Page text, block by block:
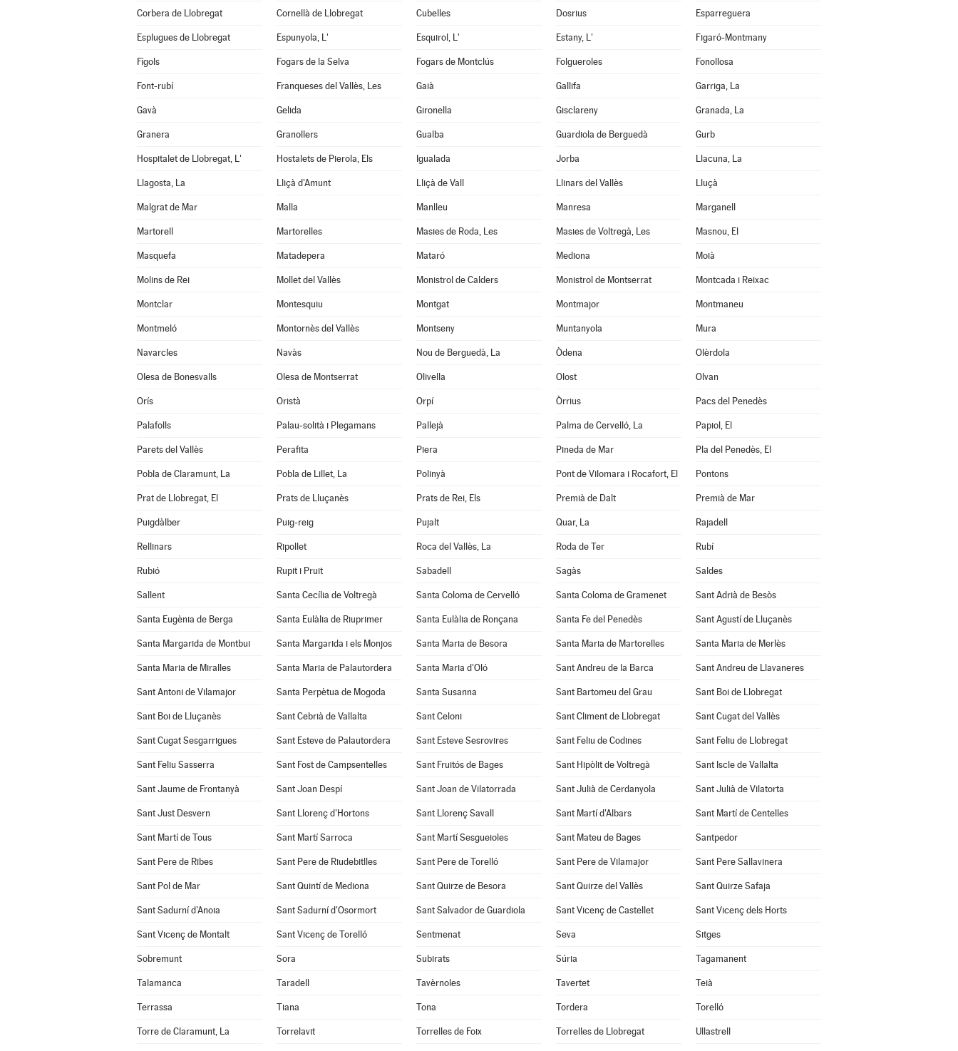
Corbera de Llobregat Cornellà de Llobregat Cubelles Dosrius Esparreguera
Esplugues de Llobregat Espunyola, L' Esquirol, L' Estany, L' Figaró-Montmany
Fígols Fogars de la Selva Fogars de Montclús Folgueroles Fonollosa
Font-rubí Franqueses del Vallès, Les Gaià Gallifa Garriga, La
Gavà Gelida Gironella Gisclareny Granada, La
Granera Granollers Gualba Guardiola de Berguedà Gurb
Hospitalet de Llobregat, L' Hostalets de Pierola, Els Igualada Jorba Llacuna, La
Llagosta, La Lliçà d'Amunt Lliçà de Vall Llinars del Vallès Lluçà
Malgrat de Mar Malla Manlleu Manresa Marganell
Martorell Martorelles Masies de Roda, Les Masies de Voltregà, Les Masnou, El
Masquefa Matadepera Mataró Mediona Moià
Molins de Rei Mollet del Vallès Monistrol de Calders Monistrol de Montserrat Montcada i Reixac
Montclar Montesquiu Montgat Montmajor Montmaneu
Montmeló Montornès del Vallès Montseny Muntanyola Mura
Navarcles Navàs Nou de Berguedà, La Òdena Olèrdola
Olesa de Bonesvalls Olesa de Montserrat Olivella Olost Olvan
Orís Oristà Orpí Òrrius Pacs del Penedès
Palafolls Palau-solità i Plegamans Pallejà Palma de Cervelló, La Papiol, El
Parets del Vallès Perafita Piera Pineda de Mar Pla del Penedès, El
Pobla de Claramunt, La Pobla de Lillet, La Polinyà Pont de Vilomara i Rocafort, El Pontons
Prat de Llobregat, El Prats de Lluçanès Prats de Rei, Els Premià de Dalt Premià de Mar
Puigdàlber Puig-reig Pujalt Quar, La Rajadell
Rellinars Ripollet Roca del Vallès, La Roda de Ter Rubí
Rubió Rupit i Pruit Sabadell Sagàs Saldes
Sallent Santa Cecília de Voltregà Santa Coloma de Cervelló Santa Coloma de Gramenet Sant Adrià de Besòs
Santa Eugènia de Berga Santa Eulàlia de Riuprimer Santa Eulàlia de Ronçana Santa Fe del Penedès Sant Agustí de Lluçanès
Santa Margarida de Montbui Santa Margarida i els Monjos Santa Maria de Besora Santa Maria de Martorelles Santa Maria de Merlès
Santa Maria de Miralles Santa Maria de Palautordera Santa Maria d'Oló Sant Andreu de la Barca Sant Andreu de Llavaneres
Sant Antoni de Vilamajor Santa Perpètua de Mogoda Santa Susanna Sant Bartomeu del Grau Sant Boi de Llobregat
Sant Boi de Lluçanès Sant Cebrià de Vallalta Sant Celoni Sant Climent de Llobregat Sant Cugat del Vallès
Sant Cugat Sesgarrigues Sant Esteve de Palautordera Sant Esteve Sesrovires Sant Feliu de Codines Sant Feliu de Llobregat
Sant Feliu Sasserra Sant Fost de Campsentelles Sant Fruitós de Bages Sant Hipòlit de Voltregà Sant Iscle de Vallalta
Sant Jaume de Frontanyà Sant Joan Despí Sant Joan de Vilatorrada Sant Julià de Cerdanyola Sant Julià de Vilatorta
Sant Just Desvern Sant Llorenç d'Hortons Sant Llorenç Savall Sant Martí d'Albars Sant Martí de Centelles
Sant Martí de Tous Sant Martí Sarroca Sant Martí Sesgueioles Sant Mateu de Bages Santpedor
Sant Pere de Ribes Sant Pere de Riudebitlles Sant Pere de Torelló Sant Pere de Vilamajor Sant Pere Sallavinera
Sant Pol de Mar Sant Quintí de Mediona Sant Quirze de Besora Sant Quirze del Vallès Sant Quirze Safaja
Sant Sadurní d'Anoia Sant Sadurní d'Osormort Sant Salvador de Guardiola Sant Vicenç de Castellet Sant Vicenç dels Horts
Sant Vicenç de Montalt Sant Vicenç de Torelló Sentmenat Seva Sitges
Sobremunt Sora Subirats Súria Tagamanent
Talamanca Taradell Tavèrnoles Tavertet Teià
Terrassa Tiana Tona Tordera Torelló
Torre de Claramunt, La Torrelavit Torrelles de Foix Torrelles de Llobregat Ullastrell